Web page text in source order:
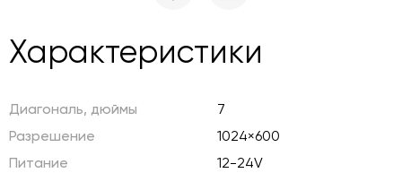
Характеристики
Диагональ, дюймы
7
Разрешение
1024×600
Питание
12-24V